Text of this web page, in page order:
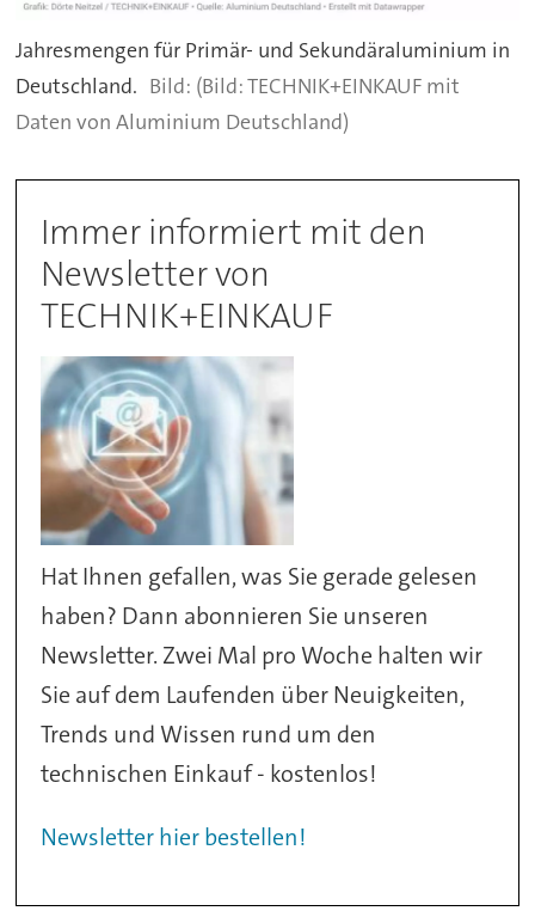
Jahresmengen für Primär- und Sekundäraluminium in
Deutschland.
(Bild: TECHNIK+EINKAUF mit
Daten von Aluminium Deutschland)
Immer informiert mit den
Newsletter von
TECHNIK+EINKAUF
Hat Ihnen gefallen, was Sie gerade gelesen
haben? Dann abonnieren Sie unseren
Newsletter. Zwei Mal pro Woche halten wir
Sie auf dem Laufenden über Neuigkeiten,
Trends und Wissen rund um den
technischen Einkauf - kostenlos!
Newsletter hier bestellen!